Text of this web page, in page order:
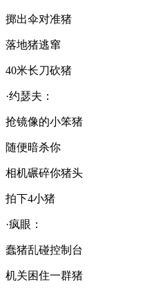
掷出伞对准猪
落地猪逃窜
40米长刀砍猪
·约瑟夫：
抢镜像的小笨猪
随便暗杀你
相机碾碎你猪头
拍下4小猪
·疯眼：
蠢猪乱碰控制台
机关困住一群猪